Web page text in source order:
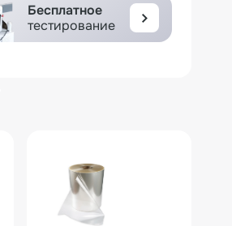
Бесплатное
тестирование